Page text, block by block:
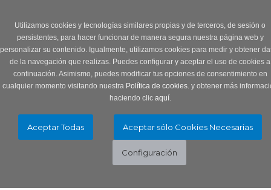
Utilizamos cookies y tecnologías similares propias y de terceros, de sesión o
persistentes, para hacer funcionar de manera segura nuestra página web y
personalizar su contenido. Igualmente, utilizamos cookies para medir y obtener
de la navegación que realizas. Puedes configurar y aceptar el uso de cookies a
continuación. Asimismo, puedes modificar tus opciones de consentimiento en
cualquier momento visitando nuestra Política de cookies.y obtener más
haciendo clic aquí.